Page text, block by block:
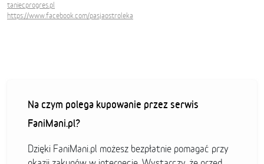
taniecprogres.pl
https://www.facebook.com/pasjaostroleka
Na czym polega kupowanie przez serwis
FaniMani.pl?
Dzięki FaniMani.pl możesz bezpłatnie pomagać przy